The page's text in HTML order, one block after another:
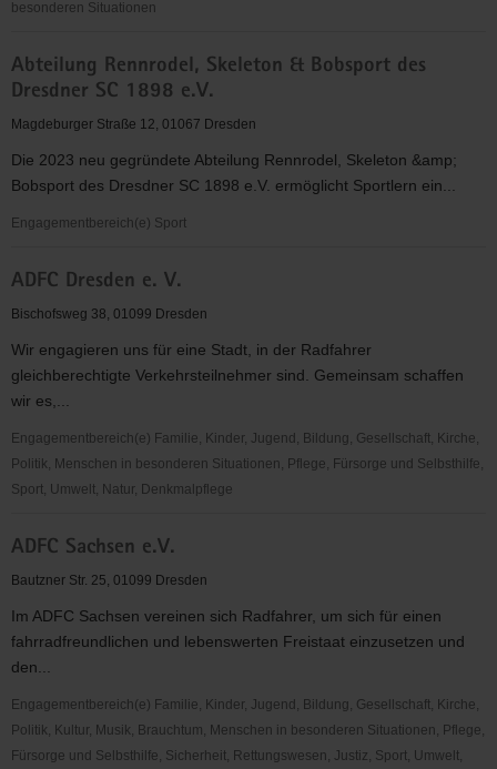
besonderen Situationen
-
Alphabetisierung,
Bildung,
in
Dresden
e.V.
Abteilung Rennrodel, Skeleton & Bobsport des
Dresdner SC 1898 e.V.
Magdeburger Straße 12, 01067 Dresden
Die 2023 neu gegründete Abteilung Rennrodel, Skeleton &amp;
Bobsport des Dresdner SC 1898 e.V. ermöglicht Sportlern ein...
Engagementbereich(e) Sport
Rennrodel,
Skeleton
Bobsport
des
Dresdner
SC
1898
e.V.
ADFC Dresden e. V.
Bischofsweg 38, 01099 Dresden
Wir engagieren uns für eine Stadt, in der Radfahrer
gleichberechtigte Verkehrsteilnehmer sind. Gemeinsam schaffen
wir es,...
Engagementbereich(e) Familie, Kinder, Jugend, Bildung, Gesellschaft, Kirche,
Politik, Menschen in besonderen Situationen, Pflege, Fürsorge und Selbsthilfe,
Sport, Umwelt, Natur, Denkmalpflege
Dresden
e.
ADFC Sachsen e.V.
Bautzner Str. 25, 01099 Dresden
Im ADFC Sachsen vereinen sich Radfahrer, um sich für einen
fahrradfreundlichen und lebenswerten Freistaat einzusetzen und
den...
Engagementbereich(e) Familie, Kinder, Jugend, Bildung, Gesellschaft, Kirche,
Politik, Kultur, Musik, Brauchtum, Menschen in besonderen Situationen, Pflege,
Fürsorge und Selbsthilfe, Sicherheit, Rettungswesen, Justiz, Sport, Umwelt,